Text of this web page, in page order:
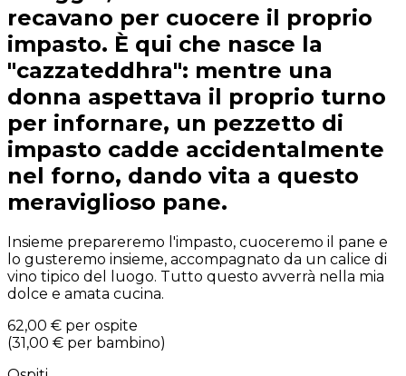
recavano per cuocere il proprio
impasto. È qui che nasce la
"cazzateddhra": mentre una
donna aspettava il proprio turno
per infornare, un pezzetto di
impasto cadde accidentalmente
nel forno, dando vita a questo
meraviglioso pane.
Insieme prepareremo l'impasto, cuoceremo il pane e
lo gusteremo insieme, accompagnato da un calice di
vino tipico del luogo. Tutto questo avverrà nella mia
dolce e amata cucina.
62,00 € per ospite
(31,00 € per bambino)